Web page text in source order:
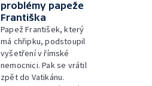
problémy papeže
Františka
Papež František, který
má chřipku, podstoupil
vyšetření v římské
nemocnici. Pak se vrátil
zpět do Vatikánu.